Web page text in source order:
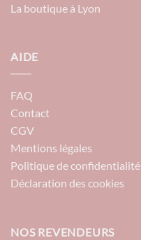
La boutique à Lyon
AIDE
FAQ
Contact
CGV
Mentions légales
Politique de confidentialité
Déclaration des cookies
NOS REVENDEURS